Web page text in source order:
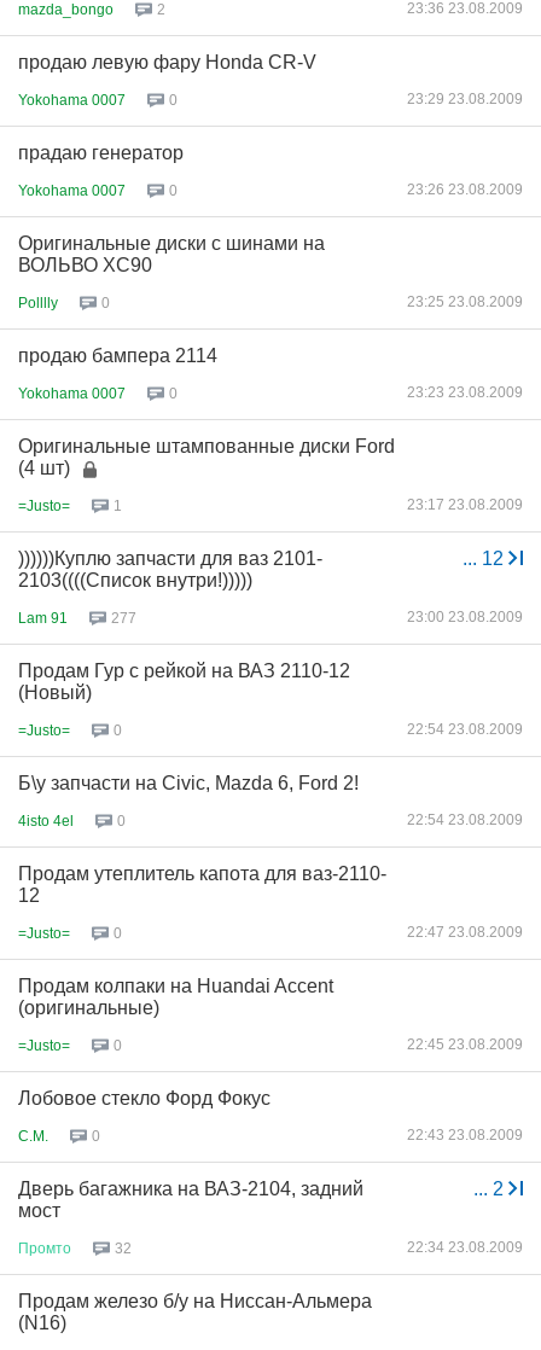
mazda_bongo 2 23:36 23.08.2009
продаю левую фару Honda CR-V
Yokohama 0007 0 23:29 23.08.2009
прадаю генератор
Yokohama 0007 0 23:26 23.08.2009
Оригинальные диски с шинами на
ВОЛЬВО XC90
Polllly 0 23:25 23.08.2009
продаю бампера 2114
Yokohama 0007 0 23:23 23.08.2009
Оригинальные штампованные диски Ford
(4 шт)
=Justo= 1 23:17 23.08.2009
... 12
))))))Куплю запчасти для ваз 2101-
2103((((Список внутри!)))))
Lam 91 277 23:00 23.08.2009
Продам Гур с рейкой на ВАЗ 2110-12
(Новый)
=Justo= 0 22:54 23.08.2009
Б\у запчасти на Civic, Mazda 6, Ford 2!
4isto 4el 0 22:54 23.08.2009
Продам утеплитель капота для ваз-2110-
12
=Justo= 0 22:47 23.08.2009
Продам колпаки на Huandai Accent
(оригинальные)
=Justo= 0 22:45 23.08.2009
Лобовое стекло Форд Фокус
C.M. 0 22:43 23.08.2009
... 2
Дверь багажника на ВАЗ-2104, задний
мост
Промто 32 22:34 23.08.2009
Продам железо б/у на Ниссан-Альмера
(N16)